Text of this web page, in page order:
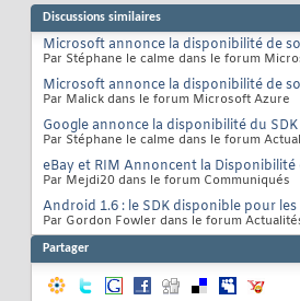
Discussions similaires
Microsoft annonce la disponibilité de
Par Stéphane le calme dans le forum
Microsoft annonce la disponibilité de
Par Malick dans le forum Microsoft Azure
Google annonce la disponibilité du
Par Stéphane le calme dans le forum
eBay et RIM Annoncent la
Par Mejdi20 dans le forum Communiqués
Android 1.6 : le SDK disponible pour
Par Gordon Fowler dans le forum
Partager